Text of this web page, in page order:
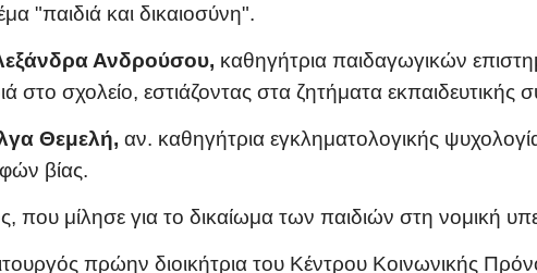
"παιδιά και δικαιοσύνη".
Ανδρούσου, καθηγήτρια παιδαγωγικών
στο σχολείο, εστιάζοντας στα ζητήματα εκπαιδευτικής
Θεμελή, αν. καθηγήτρια εγκληματολογικής
βίας.
που μίλησε για το δικαίωμα των παιδιών στη νομική
πρώην διοικήτρια του Κέντρου Κοινωνικής